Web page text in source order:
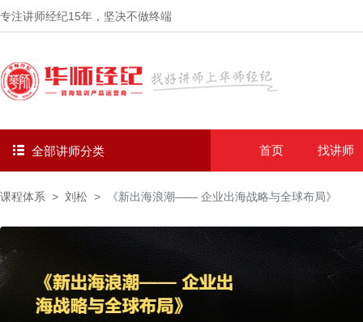
专注讲师经纪15年 ，坚决不做终端
全部讲师分类 首页 找讲师
课程体系 刘松 《新出海浪潮—— 企业出海战略与全球布局》